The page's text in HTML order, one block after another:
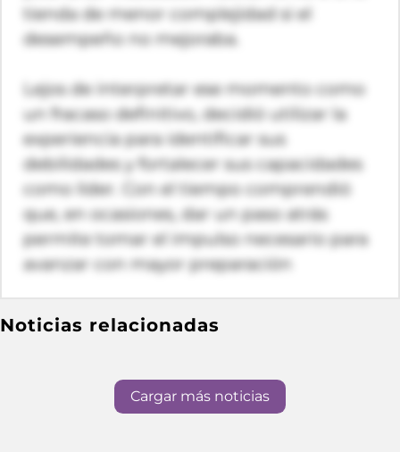
tienda de menor complejidad si el
desempeño no mejoraba.
Lejos de interpretar ese momento como
un fracaso definitivo, decidió utilizar la
experiencia para identificar sus
debilidades y fortalecer sus capacidades
como líder. Con el tiempo comprendió
que, en ocasiones, dar un paso atrás
permite tomar el impulso necesario para
avanzar con mayor preparación
Noticias relacionadas
Cargar más noticias